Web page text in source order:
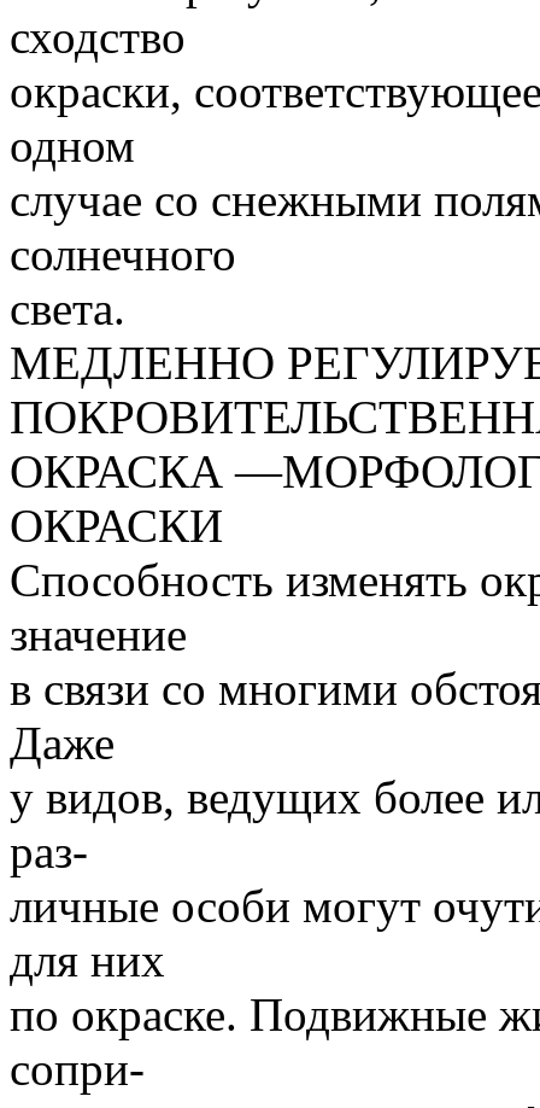
сходство
окраски,
одном
случае со снежными
солнечного
света.
МЕДЛЕННО
ОКРАСКА
ОКРАСКИ
Способность изменять
значение
в связи со многими
Даже
у видов, ведущих более
раз-
личные особи могут
для них
по окраске. Подвижные
сопри-